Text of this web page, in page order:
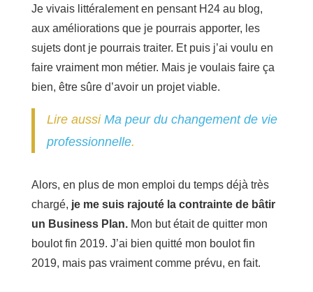
Je vivais littéralement en pensant H24 au blog,
aux améliorations que je pourrais apporter, les
sujets dont je pourrais traiter. Et puis j’ai voulu en
faire vraiment mon métier. Mais je voulais faire ça
bien, être sûre d’avoir un projet viable.
Lire aussiMa peur du changement de vie
professionnelle.
Alors, en plus de mon emploi du temps déjà très
chargé, je me suis rajouté la contrainte de bâtir
un Business Plan.Mon but était de quitter mon
boulot fin 2019. J’ai bien quitté mon boulot fin
2019, mais pas vraiment comme prévu, en fait.